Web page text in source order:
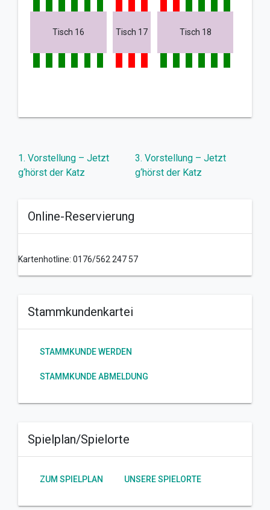
Tisch 16 Tisch 17 Tisch 18
Beitragsnavigation
1. Vorstellung – Jetzt
g‘hörst der Katz
3. Vorstellung – Jetzt
g‘hörst der Katz
Online-Reservierung
Kartenhotline: 0176/562 247 57
Stammkundenkartei
STAMMKUNDE WERDEN
STAMMKUNDE ABMELDUNG
Spielplan/Spielorte
ZUM SPIELPLAN UNSERE SPIELORTE